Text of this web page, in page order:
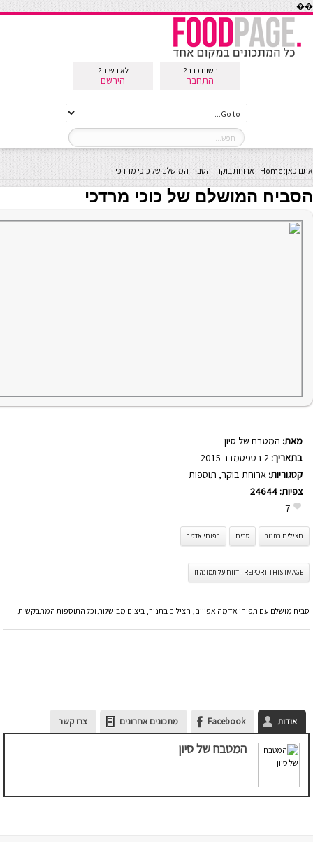
��
רשום כבר?
התחבר
לא רשום?
הירשם
אתם כאן: Home
- ארוחת בוקר- הסביח המושלם של כוכי מרדכי
הסביח המושלם של כוכי מרדכי
מאת: המטבח של סיון
בתאריך:
קטגוריות: ארוחת בוקר, תוספות
צפיות: 24644
7
חצילים בתנור סביח תפוחי אדמה
REPORT THIS IMAGE - דווח על תמונה זו
סביח מושלם עם תפוחי אדמה אפויים, חצילים בתנור, ביצים מבושלות וכל התוספות המתבקשות
אודות Facebook מתכונים אחרונים צרו קשר
המטבח של סיון